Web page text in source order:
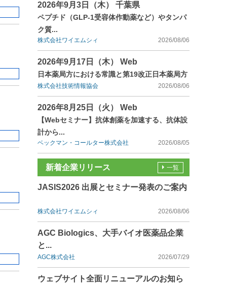
2026年9月3日（木） 千葉県
ペプチド（GLP-1受容体作動薬など）やタンパ
ク質...
株式会社ワイエムシィ 2026/08/06
2026年9月17日（木） Web
日本薬局方における常識と第19改正日本薬局方
株式会社技術情報協会 2026/08/06
2026年8月25日（火） Web
【Webセミナー】抗体創薬を加速する、抗体設
計から...
ベックマン・コールター株式会社 2026/08/05
新着企業リリース
JASIS2026 出展とセミナー発表のご案内
株式会社ワイエムシィ 2026/08/06
AGC Biologics、大手バイオ医薬品企業
と...
AGC株式会社 2026/07/29
ウェブサイト全面リニューアルのお知ら
一覧